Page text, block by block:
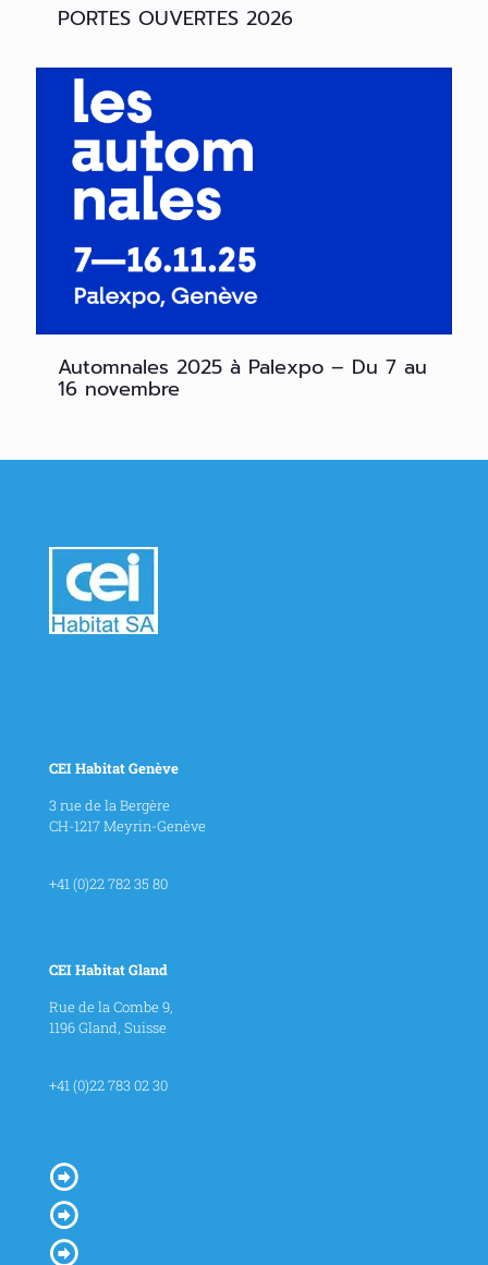
PORTES OUVERTES 2026
Automnales 2025 à Palexpo – Du 7 au
16 novembre
CEI Habitat Genève
3 rue de la Bergère
CH-1217 Meyrin-Genève
+41 (0)22 782 35 80
CEI Habitat Gland
Rue de la Combe 9,
1196 Gland, Suisse
+41 (0)22 783 02 30